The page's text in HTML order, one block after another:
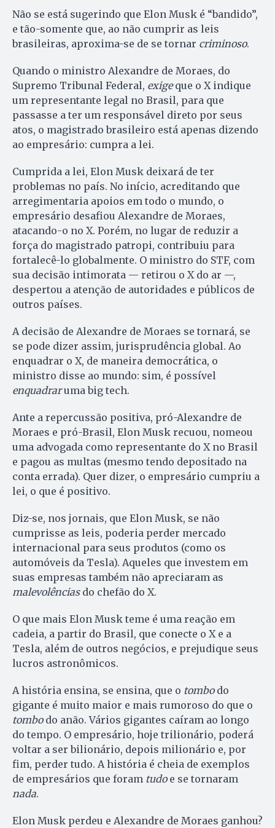
Não se está sugerindo que Elon Musk é “bandido”,
e tão-somente que, ao não cumprir as leis
brasileiras, aproxima-se de se tornar criminoso.
Quando o ministro Alexandre de Moraes, do
Supremo Tribunal Federal, exigeque o X indique
um representante legal no Brasil, para que
passasse a ter um responsável direto por seus
atos, o magistrado brasileiro está apenas dizendo
ao empresário: cumpra a lei.
Cumprida a lei, Elon Musk deixará de ter
problemas no país. No início, acreditando que
arregimentaria apoios em todo o mundo, o
empresário desafiou Alexandre de Moraes,
atacando-o no X. Porém, no lugar de reduzir a
força do magistrado patropi, contribuiu para
fortalecê-lo globalmente. O ministro do STF, com
sua decisão intimorata — retirou o X do ar —,
despertou a atenção de autoridades e públicos de
outros países.
A decisão de Alexandre de Moraes se tornará, se
se pode dizer assim, jurisprudência global. Ao
enquadrar o X, de maneira democrática, o
ministro disse ao mundo: sim, é possível
enquadraruma big tech.
Ante a repercussão positiva, pró-Alexandre de
Moraes e pró-Brasil, Elon Musk recuou, nomeou
uma advogada como representante do X no Brasil
e pagou as multas (mesmo tendo depositado na
conta errada). Quer dizer, o empresário cumpriu a
lei, o que é positivo.
Diz-se, nos jornais, que Elon Musk, se não
cumprisse as leis, poderia perder mercado
internacional para seus produtos (como os
automóveis da Tesla). Aqueles que investem em
suas empresas também não apreciaram as
malevolênciasdo chefão do X.
O que mais Elon Musk teme é uma reação em
cadeia, a partir do Brasil, que conecte o X e a
Tesla, além de outros negócios, e prejudique seus
lucros astronômicos.
A história ensina, se ensina, que o tombodo
gigante é muito maior e mais rumoroso do que o
tombodo anão. Vários gigantes caíram ao longo
do tempo. O empresário, hoje trilionário, poderá
voltar a ser bilionário, depois milionário e, por
fim, perder tudo. A história é cheia de exemplos
de empresários que foram tudoe se tornaram
nada.
Elon Musk perdeu e Alexandre de Moraes ganhou?